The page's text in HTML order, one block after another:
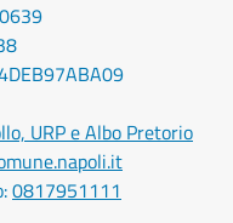
URP e Albo Pretorio
0817951111